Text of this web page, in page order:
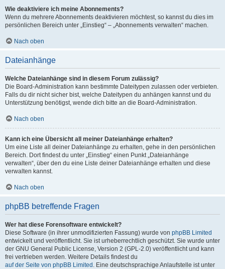
Wie deaktiviere ich meine Abonnements?
Wenn du mehrere Abonnements deaktivieren möchtest, so kannst du dies im
persönlichen Bereich unter „Einstieg“ – „Abonnements verwalten“ machen.
Nach oben
Dateianhänge
Welche Dateianhänge sind in diesem Forum zulässig?
Die Board-Administration kann bestimmte Dateitypen zulassen oder verbieten.
Falls du dir nicht sicher bist, welche Dateitypen du anhängen kannst und du
Unterstützung benötigst, wende dich bitte an die Board-Administration.
Nach oben
Kann ich eine Übersicht all meiner Dateianhänge erhalten?
Um eine Liste all deiner Dateianhänge zu erhalten, gehe in den persönlichen
Bereich. Dort findest du unter „Einstieg“ einen Punkt „Dateianhänge
verwalten“, über den du eine Liste deiner Dateianhänge erhalten und diese
verwalten kannst.
Nach oben
phpBB betreffende Fragen
Wer hat diese Forensoftware entwickelt?
Diese Software (in ihrer unmodifizierten Fassung) wurde von phpBB Limited
entwickelt und veröffentlicht. Sie ist urheberrechtlich geschützt. Sie wurde unter
der GNU General Public License, Version 2 (GPL-2.0) veröffentlicht und kann
frei vertrieben werden. Weitere Details findest du
auf der Seite von phpBB Limited . Eine deutschsprachige Anlaufstelle ist unter